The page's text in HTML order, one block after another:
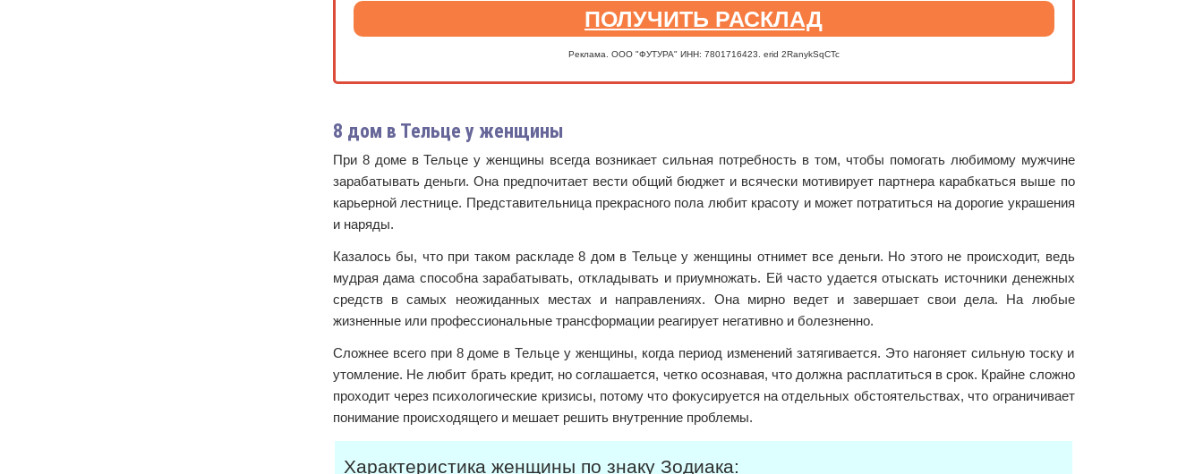
ПОЛУЧИТЬ РАСКЛАД
Реклама. ООО "ФУТУРА" ИНН: 7801716423. erid 2RanykSqCTc
8 дом в Тельце у женщины
При 8 доме в Тельце у женщины всегда возникает сильная потребность в том, чтобы помогать любимому мужчине
зарабатывать деньги. Она предпочитает вести общий бюджет и всячески мотивирует партнера карабкаться выше по
карьерной лестнице. Представительница прекрасного пола любит красоту и может потратиться на дорогие украшения
и наряды.
Казалось бы, что при таком раскладе 8 дом в Тельце у женщины отнимет все деньги. Но этого не происходит, ведь
мудрая дама способна зарабатывать, откладывать и приумножать. Ей часто удается отыскать источники денежных
средств в самых неожиданных местах и направлениях. Она мирно ведет и завершает свои дела. На любые
жизненные или профессиональные трансформации реагирует негативно и болезненно.
Сложнее всего при 8 доме в Тельце у женщины, когда период изменений затягивается. Это нагоняет сильную тоску и
утомление. Не любит брать кредит, но соглашается, четко осознавая, что должна расплатиться в срок. Крайне сложно
проходит через психологические кризисы, потому что фокусируется на отдельных обстоятельствах, что ограничивает
понимание происходящего и мешает решить внутренние проблемы.
Характеристика женщины по знаку Зодиака: